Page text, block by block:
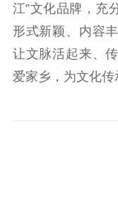
电影
服务
责任编
江”文化品牌，充
形式新颖、内容
让文脉活起来、
爱家乡，为文化传